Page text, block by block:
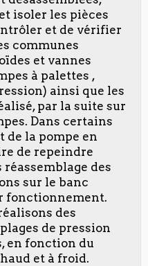
isoler les pièces
et de vérifier
communes
et vannes
à palettes ,
ainsi que les
par la suite sur
Dans certains
de la pompe en
de repeindre
des
sur le banc
fonctionnement.
des
de pression
en fonction du
et à froid.